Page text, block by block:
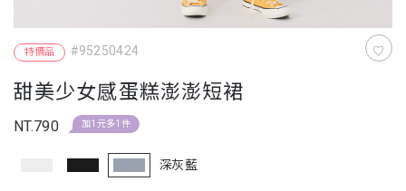
特價品 #95250424
甜美少女感蛋糕澎澎短裙
NT.790 加1元多1件
深灰藍